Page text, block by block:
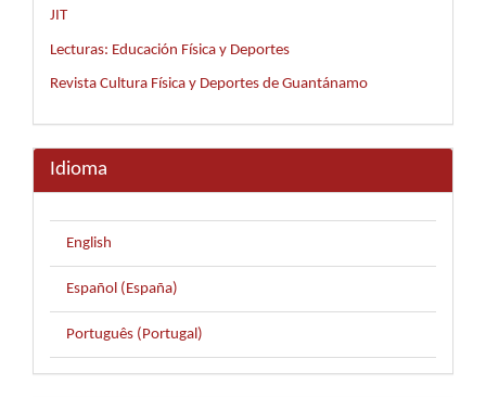
JIT
Lecturas: Educación Física y Deportes
Revista Cultura Física y Deportes de Guantánamo
Idioma
English
Español (España)
Português (Portugal)